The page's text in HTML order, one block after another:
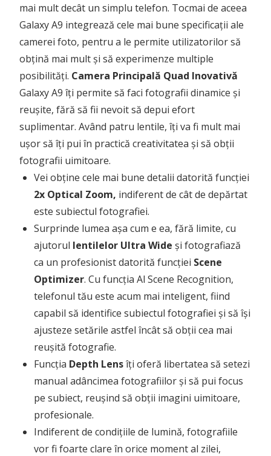
mai mult decât un simplu telefon. Tocmai de aceea
Galaxy A9 integrează cele mai bune specificații ale
camerei foto, pentru a le permite utilizatorilor să
obțină mai mult și să experimenze multiple
posibilități. Camera Principală Quad Inovativă
Galaxy A9 îți permite să faci fotografii dinamice și
reușite, fără să fii nevoit să depui efort
suplimentar. Având patru lentile, îți va fi mult mai
ușor să îți pui în practică creativitatea și să obții
fotografii uimitoare.
Vei obține cele mai bune detalii datorită funcției
2x Optical Zoom, indiferent de cât de depărtat
este subiectul fotografiei.
Surprinde lumea așa cum e ea, fără limite, cu
ajutorul lentilelor Ultra Wide și fotografiază
ca un profesionist datorită funcției Scene
Optimizer. Cu funcția Al Scene Recognition,
telefonul tău este acum mai inteligent, fiind
capabil să identifice subiectul fotografiei și să își
ajusteze setările astfel încât să obții cea mai
reușită fotografie.
Funcția Depth Lensîți oferă libertatea să setezi
manual adâncimea fotografiilor și să pui focus
pe subiect, reușind să obții imagini uimitoare,
profesionale.
Indiferent de condițiile de lumină, fotografiile
vor fi foarte clare în orice moment al zilei,